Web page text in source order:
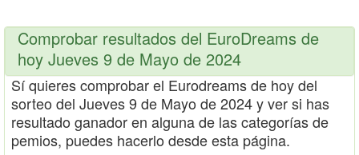
Comprobar resultados del EuroDreams de
hoy Jueves 9 de Mayo de 2024
Sí quieres comprobar el Eurodreams de hoy del
sorteo del Jueves 9 de Mayo de 2024 y ver si has
resultado ganador en alguna de las categorías de
pemios, puedes hacerlo desde esta página.